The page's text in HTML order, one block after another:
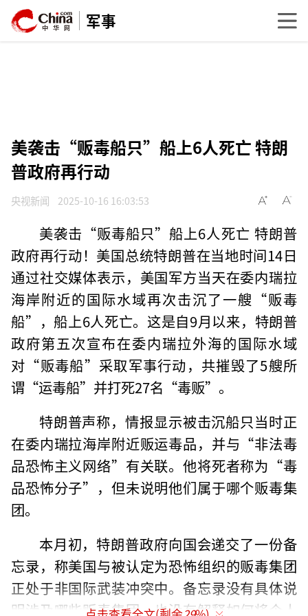
军事
美袭击“贩毒船只”船上6人死亡 特朗
普政府再行动
央视新闻 2025-10-16 16:03:53
美袭击“贩毒船只”船上6人死亡 特朗普
政府再行动！美国总统特朗普在当地时间14日
通过社交媒体表示，美国军方当天在委内瑞拉
海岸附近的国际水域再次击沉了一艘“贩毒
船”，船上6人死亡。这是自9月以来，特朗普
政府第五次宣布在委内瑞拉外海的国际水域
对“贩毒船”采取军事行动，共摧毁了5艘所
谓“运毒船”并打死27名“毒贩”。
特朗普声称，情报显示被击沉船只当时正
在委内瑞拉海岸附近贩运毒品，并与“非法毒
品恐怖主义网络”有关联。他将死者称为“毒
品恐怖分子”，但未说明他们属于哪个贩毒集
团。
本月初，特朗普政府向国会递交了一份备
忘录，称美国与被认定为恐怖组织的贩毒集团
正处于非国际武装冲突中。备忘录没有具体说
明涉及哪些贩毒集团，也没有解释如何将个人